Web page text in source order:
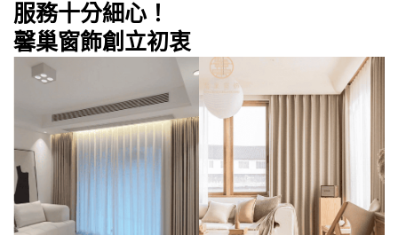
服務十分細心！
馨巢窗飾創立初衷